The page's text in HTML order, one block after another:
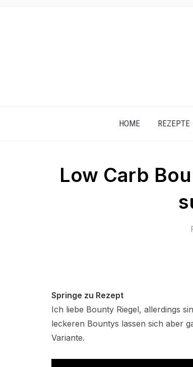
HOME REZEPTE
Low Carb
Springe zu Rezept
Ich liebe Bounty Riegel, allerdings
leckeren Bountys lassen sich aber
Variante.